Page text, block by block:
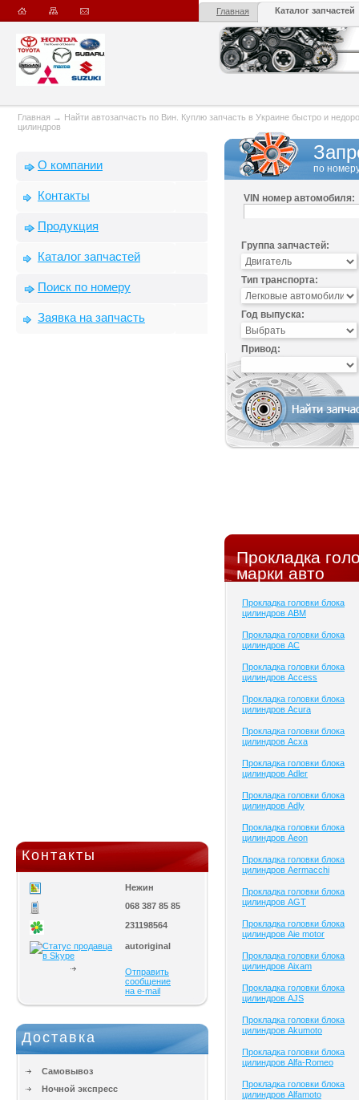
Главная Каталог запчастей
Главная → Найти автозапчасть по Вин. Куплю запчасть в Украине быстро и
цилиндров
О компании
Контакты
Продукция
Каталог запчастей
Поиск по номеру
Заявка на запчасть
Контакты
Нежин
068 387 85 85
231198564
autoriginal
Отправить
сообщение
на e-mail
Доставка
Самовывоз
Ночной экспресс
по
VIN номер автомобиля:
Группа запчастей:
Тип транспорта:
Год выпуска:
Привод:
Прокладка
марки авто
Прокладка головки блока
цилиндров ABM
Прокладка головки блока
цилиндров AC
Прокладка головки блока
цилиндров Access
Прокладка головки блока
цилиндров Acura
Прокладка головки блока
цилиндров Acxa
Прокладка головки блока
цилиндров Adler
Прокладка головки блока
цилиндров Adly
Прокладка головки блока
цилиндров Aeon
Прокладка головки блока
цилиндров Aermacchi
Прокладка головки блока
цилиндров AGT
Прокладка головки блока
цилиндров Aie motor
Прокладка головки блока
цилиндров Aixam
Прокладка головки блока
цилиндров AJS
Прокладка головки блока
цилиндров Akumoto
Прокладка головки блока
цилиндров Alfa-Romeo
Прокладка головки блока
цилиндров Alfamoto